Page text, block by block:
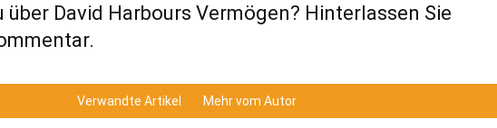
über David Harbours Vermögen? Hinterlassen Sie
Verwandte Artikel Mehr vom Autor